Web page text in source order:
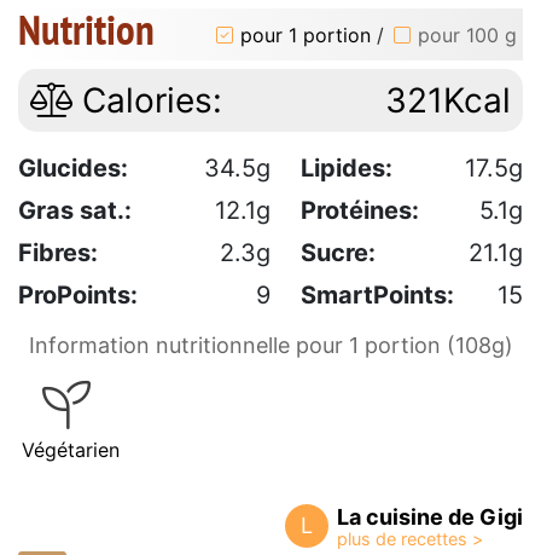
Nutrition pour 1 portion / pour 100 g
Calories: 321Kcal
Glucides: 34.5g Lipides:
17.5g
Gras sat.:
12.1g Protéines:
5.1g
Fibres:
2.3g Sucre:
21.1g
ProPoints:
9 SmartPoints: 15
Information nutritionnelle pour 1 portion (108g)
Végétarien
L La cuisine de Gigi